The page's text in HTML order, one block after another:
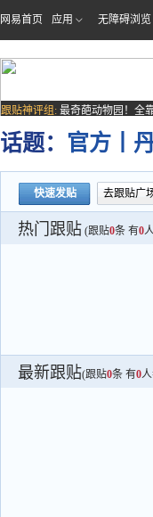
网易首页 应用 无障碍浏览
跟贴神评组: 最奇葩动物园！全
场子
话题： 官方丨
快速发贴 去跟贴广
热门跟贴 (跟贴0条 有0
最新跟贴(跟贴0条 有0